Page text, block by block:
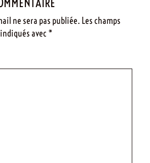
ne sera pas publiée. Les champs
avec *